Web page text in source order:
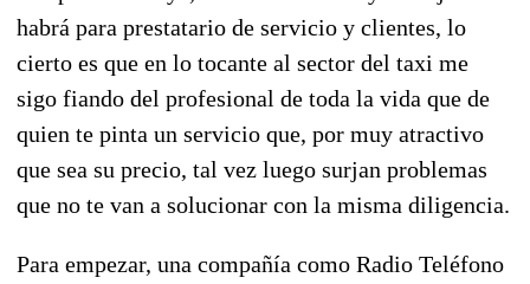
habrá para prestatario de servicio y clientes, lo
cierto es que en lo tocante al sector del taxi me
sigo fiando del profesional de toda la vida que de
quien te pinta un servicio que, por muy atractivo
que sea su precio, tal vez luego surjan problemas
que no te van a solucionar con la misma diligencia.
Para empezar, una compañía como Radio Teléfono